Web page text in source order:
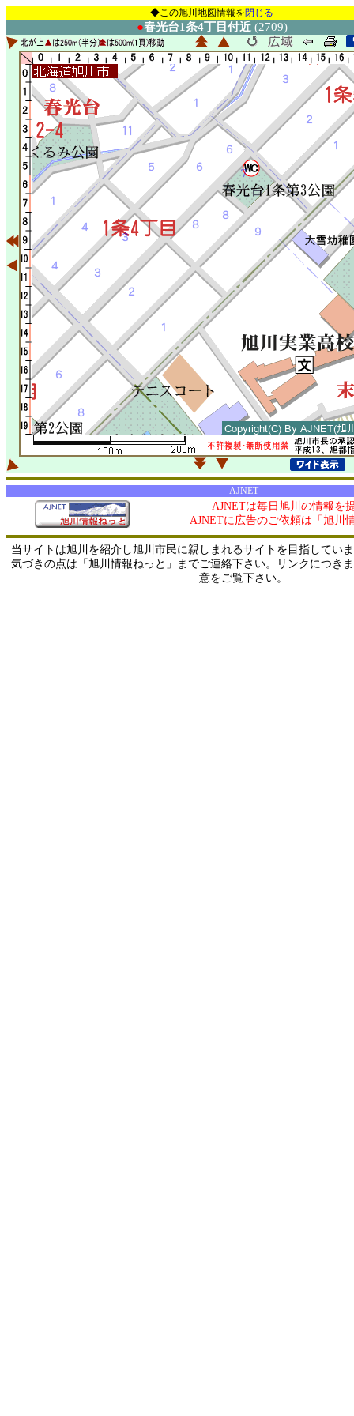
◆この旭川地図情報を閉じる
●春光台1条4丁目付近(2709)
AJNET
AJNETは毎日旭川の情報を
AJNETに広告のご依頼は「旭川
当サイトは旭川を紹介し旭川市民に親しまれるサイトを目指してい
気づきの点は「旭川情報ねっと」までご連絡下さい。リンクにつき
意をご覧下さい。